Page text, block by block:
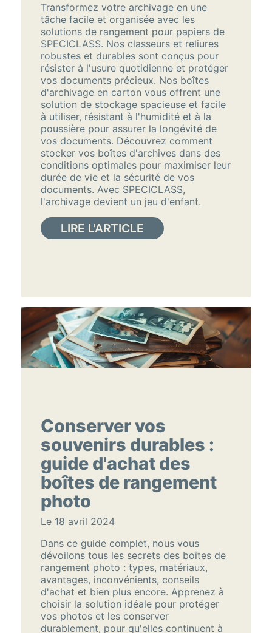
Transformez votre archivage en une
tâche facile et organisée avec les
solutions de rangement pour papiers de
SPECICLASS. Nos classeurs et reliures
robustes et durables sont conçus pour
résister à l'usure quotidienne et protéger
vos documents précieux. Nos boîtes
d'archivage en carton vous offrent une
solution de stockage spacieuse et facile
à utiliser, résistant à l'humidité et à la
poussière pour assurer la longévité de
vos documents. Découvrez comment
stocker vos boîtes d'archives dans des
conditions optimales pour maximiser leur
durée de vie et la sécurité de vos
documents. Avec SPECICLASS,
l'archivage devient un jeu d'enfant.
LIRE L'ARTICLE
Conserver vos
souvenirs durables :
guide d'achat des
boîtes de rangement
photo
Le 18 avril 2024
Dans ce guide complet, nous vous
dévoilons tous les secrets des boîtes de
rangement photo : types, matériaux,
avantages, inconvénients, conseils
d'achat et bien plus encore. Apprenez à
choisir la solution idéale pour protéger
vos photos et les conserver
durablement, pour qu'elles continuent à